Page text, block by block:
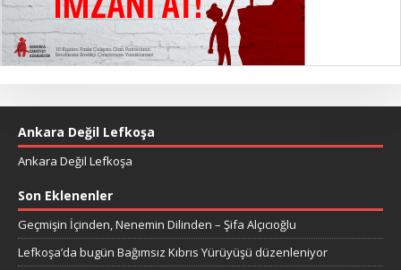
Ankara Değil Lefkoşa
Ankara Değil Lefkoşa
Son Eklenenler
Geçmişin İçinden, Nenemin Dilinden – Şifa Alçıcıoğlu
Lefkoşa’da bugün Bağımsız Kıbrıs Yürüyüşü düzenleniyor